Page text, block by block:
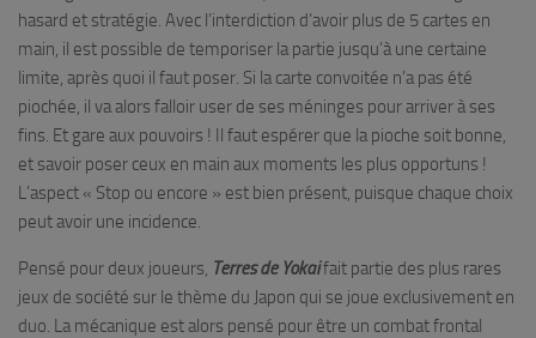
hasard et stratégie. Avec l’interdiction d’avoir plus de 5 cartes en
main, il est possible de temporiser la partie jusqu’à une certaine
limite, après quoi il faut poser. Si la carte convoitée n’a pas été
piochée, il va alors falloir user de ses méninges pour arriver à ses
fins. Et gare aux pouvoirs ! Il faut espérer que la pioche soit bonne,
et savoir poser ceux en main aux moments les plus opportuns !
L’aspect « Stop ou encore » est bien présent, puisque chaque choix
peut avoir une incidence.
Pensé pour deux joueurs, Terres de Yokaifait partie des plus rares
jeux de société sur le thème du Japon qui se joue exclusivement en
duo. La mécanique est alors pensé pour être un combat frontal